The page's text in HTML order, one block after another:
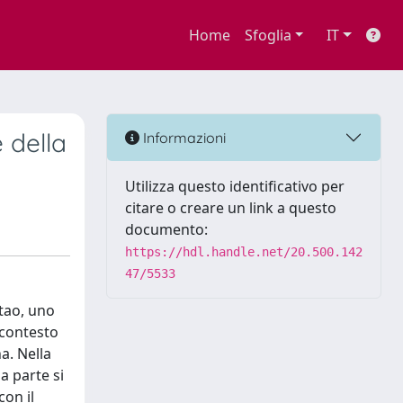
Home Sfoglia IT
della
uno
Nella
parte si
il
Informazioni
Utilizza questo identificativo per
citare o creare un link a questo
documento:
https://hdl.handle.net/20.500.142
47/5533